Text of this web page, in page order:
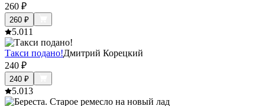
260 ₽
260 ₽
5.011
Такси подано!Дмитрий Корецкий
240 ₽
240 ₽
5.013